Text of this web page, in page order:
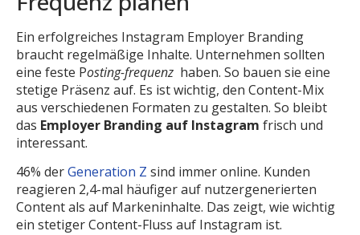
Ein erfolgreiches Instagram Employer Branding
braucht regelmäßige Inhalte. Unternehmen sollten
eine feste Posting-frequenz haben. So bauen sie eine
stetige Präsenz auf. Es ist wichtig, den Content-Mix
aus verschiedenen Formaten zu gestalten. So bleibt
das Employer Branding auf Instagram frisch und
interessant.
46% derGeneration Z sind immer online. Kunden
reagieren 2,4-mal häufiger auf nutzergenerierten
Content als auf Markeninhalte. Das zeigt, wie wichtig
ein stetiger Content-Fluss auf Instagram ist.